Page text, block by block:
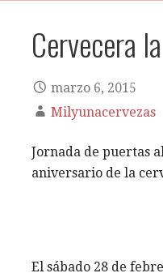
Cervecera
marzo 6, 2015
Milyunacervezas
Jornada de puertas
aniversario de la
El sábado 28 de